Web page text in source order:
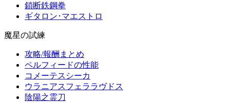
鎖断鉄鋼拳
ギタロン･マエストロ
魔星の試練
攻略/報酬まとめ
ペルフィードの性能
コメーテスシーカ
ウラニアスフェララヴドス
陰陽之霊刀